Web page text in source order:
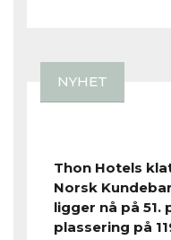
NYHET
Thon Hotels
Norsk
ligger nå på
plassering på